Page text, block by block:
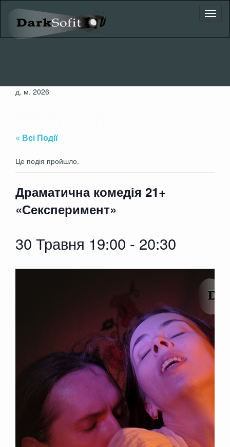
д. м. 2026
« Всі Події
Це подія пройшло.
Драматична комедія 21+
«Сексперимент»
30 Травня 19:00 - 20:30